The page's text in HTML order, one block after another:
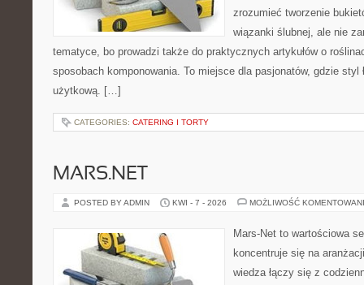
zrozumieć tworzenie
wiązanki ślubnej, ale nie
tematyce, bo prowadzi także do praktycznych artykułów o
sposobach komponowania. To miejsce dla pasjonatów, gdzie styl
użytkową. […]
CATEGORIES: CATERING I TORTY
MARS.NET
POSTED BY ADMIN KWI - 7 - 2026 MOŻLIWOŚĆ
Mars-Net to wartościowa
koncentruje się na
wiedza łączy się z